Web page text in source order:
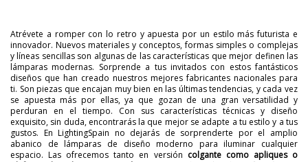
Atrévete a romper con lo retro y apuesta por un estilo más futurista e
innovador. Nuevos materiales y conceptos, formas simples o complejas
y líneas sencillas son algunas de las características que mejor definen las
lámparas modernas. Sorprende a tus invitados con estos fantásticos
diseños que han creado nuestros mejores fabricantes nacionales para
ti. Son piezas que encajan muy bien en las últimas tendencias, y cada vez
se apuesta más por ellas, ya que gozan de una gran versatilidad y
perduran en el tiempo. Con sus características técnicas y diseño
exquisito, sin duda, encontrarás la que mejor se adapte a tu estilo y a tus
gustos. En LightingSpain no dejarás de sorprenderte por el amplio
abanico de lámparas de diseño moderno para iluminar cualquier
espacio. Las ofrecemos tanto en versión colgante como apliques o